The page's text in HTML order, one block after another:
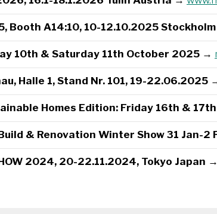
Booth A14:10, 10-12.10.2025
10th & Saturday 11th October 2025 →
Halle 1, Stand Nr. 101, 19-22.06.2025
Homes Edition: Friday 16th &
& Renovation Winter Show 31 Jan-2
2024, 20-22.11.2024, Tokyo Japan →